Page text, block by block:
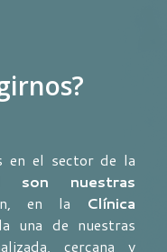
en el sector de la
son nuestras
en la Clínica
una de nuestras
cercana y